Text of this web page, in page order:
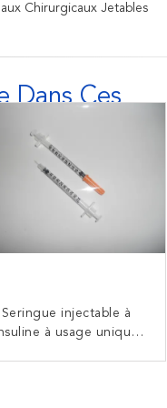
Chirurgicaux Jetables
Dans Ces
Seringue injectable à
à usage unique
Seringues d'insuline à
usage unique pour